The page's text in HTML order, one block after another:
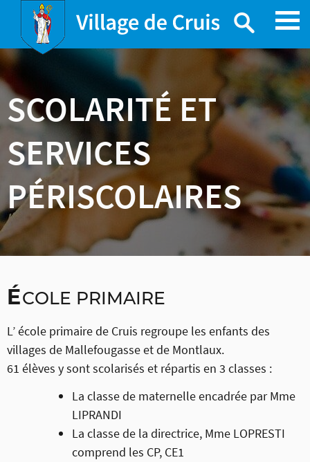
Skip
content
SCOLARITÉ ET
SERVICES
PÉRISCOLAIRES
ÉCOLE PRIMAIRE
L’ école primaire de Cruis regroupe les enfants des
villages de Mallefougasse et de Montlaux.
61 élèves y sont scolarisés et répartis en 3 classes :
La classe de maternelle encadrée par Mme
LIPRANDI
La classe de la directrice, Mme LOPRESTI
comprend les CP, CE1